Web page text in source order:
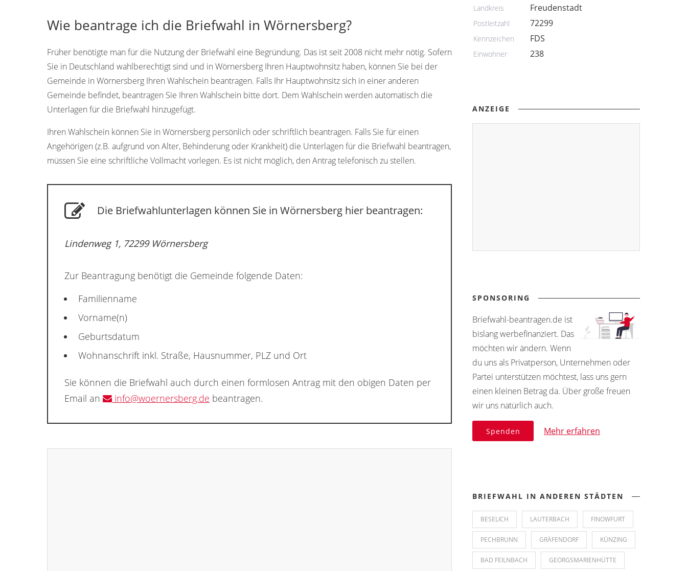
Wie beantrage ich die Briefwahl in Wörnersberg?
Früher benötigte man für die Nutzung der Briefwahl eine Begründung. Das ist seit 2008 nicht mehr nötig. Sofern
Sie in Deutschland wahlberechtigt sind und in Wörnersberg Ihren Hauptwohnsitz haben, können Sie bei der
Gemeinde in Wörnersberg Ihren Wahlschein beantragen. Falls Ihr Hauptwohnsitz sich in einer anderen
Gemeinde befindet, beantragen Sie Ihren Wahlschein bitte dort. Dem Wahlschein werden automatisch die
Unterlagen für die Briefwahl hinzugefügt.
Ihren Wahlschein können Sie in Wörnersberg persönlich oder schriftlich beantragen. Falls Sie für einen
Angehörigen (z.B. aufgrund von Alter, Behinderung oder Krankheit) die Unterlagen für die Briefwahl beantragen,
müssen Sie eine schriftliche Vollmacht vorlegen. Es ist nicht möglich, den Antrag telefonisch zu stellen.
Die Briefwahlunterlagen können Sie in Wörnersberg hier beantragen:
Lindenweg 1, 72299 Wörnersberg
Zur Beantragung benötigt die Gemeinde folgende Daten:
Familienname
Vorname(n)
Geburtsdatum
Wohnanschrift inkl. Straße, Hausnummer, PLZ und Ort
Sie können die Briefwahl auch durch einen formlosen Antrag mit den obigen Daten per
Email an
info@woernersberg.de beantragen.
Landkreis Freudenstadt
Postleitzahl 72299
Kennzeichen FDS
Einwohner 238
ANZEIGE
SPONSORING
Briefwahl-beantragen.de ist
bislang werbefinanziert. Das
möchten wir ändern. Wenn
du uns als Privatperson, Unternehmen oder
Partei unterstützen möchtest, lass uns gern
einen kleinen Betrag da. Über große freuen
wir uns natürlich auch.
Spenden Mehr erfahren
BRIEFWAHL IN ANDEREN STÄDTEN
BESELICH LAUTERBACH FINOWFURT
PECHBRUNN GRÄFENDORF KÜNZING
BAD FEILNBACH GEORGSMARIENHÜTTE